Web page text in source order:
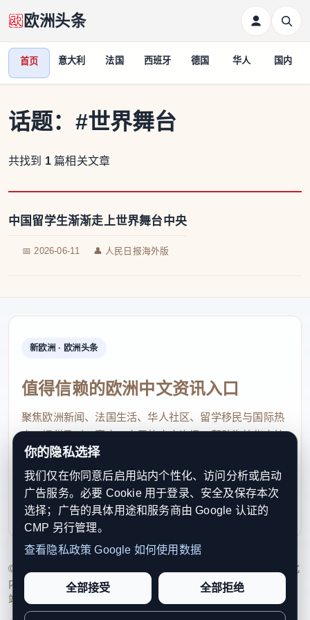
欧洲头条
首页 意大利 法国 西班牙 德国 华人 国内
话题： #世界舞台
共找到 1 篇相关文章
中国留学生渐渐走上世界舞台中央
📅 2026-06-11 👤 人民日报海外版
新欧洲 · 欧洲头条
值得信赖的欧洲中文资讯入口
聚焦欧洲新闻、法国生活、华人社区、留学移民与国际热
点，提供及时、真实、实用的中文资讯，帮助海外华人快
速了解欧洲动态。
contact@xinouzhou.com
服务支持、版权与合作：工作日优先处理站务、投稿与权
利通知
© 2026 新欧洲·欧洲头条. All Rights Reserved. 本网站持续优化
内容透明度、联系方式与用户权利说明，以提升品牌信任感和
站点完整度。
你的隐私选择
我们仅在你同意后启用站内个性化、访问分析或启动
广告服务。必要 Cookie 用于登录、安全及保存本次
选择；广告的具体用途和服务商由 Google 认证的
CMP 另行管理。
查看隐私政策 Google 如何使用数据
全部接受 全部拒绝